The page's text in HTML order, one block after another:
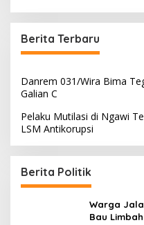
Berita Terbaru
Danrem 031/Wira Bima
Galian C
Pelaku Mutilasi di Ngawi
LSM Antikorupsi
Berita Politik
Warga
Bau